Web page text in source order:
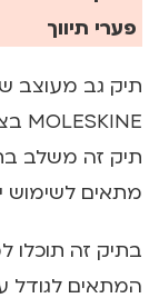
פערי תיווך
תיק גב מעוצב
MOLESKINE בצבע צהוב
תיק זה משלב
מתאים לשימוש
בתיק זה תוכלו
המתאים לגודל